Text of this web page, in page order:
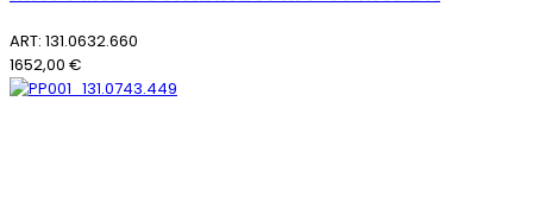
ART: 131.0632.660
1652,00 €